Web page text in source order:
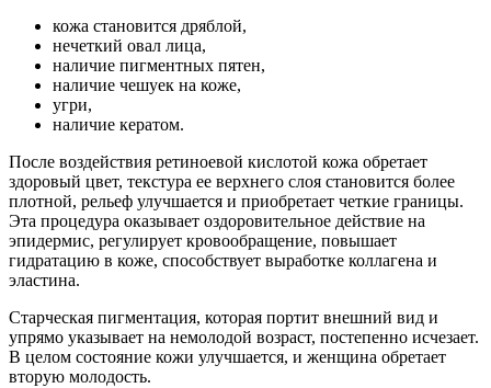
кожа становится дряблой,
нечеткий овал лица,
наличие пигментных пятен,
наличие чешуек на коже,
угри,
наличие кератом.
После воздействия ретиноевой кислотой кожа обретает
здоровый цвет, текстура ее верхнего слоя становится более
плотной, рельеф улучшается и приобретает четкие границы.
Эта процедура оказывает оздоровительное действие на
эпидермис, регулирует кровообращение, повышает
гидратацию в коже, способствует выработке коллагена и
эластина.
Старческая пигментация, которая портит внешний вид и
упрямо указывает на немолодой возраст, постепенно исчезает.
В целом состояние кожи улучшается, и женщина обретает
вторую молодость.